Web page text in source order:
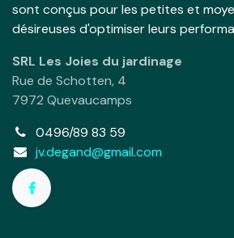
sont conçus pour les petites et
désireuses d'optimiser leurs
SRL Les Joies du jardinage
Rue de Schotten, 4
7972 Quevaucamps
0496/89 83 59
jv.degand@gmail.com